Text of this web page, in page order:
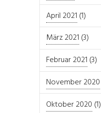
April 2021 (1)
März 2021 (3)
Februar 2021 (3)
November 2020
Oktober 2020 (1)